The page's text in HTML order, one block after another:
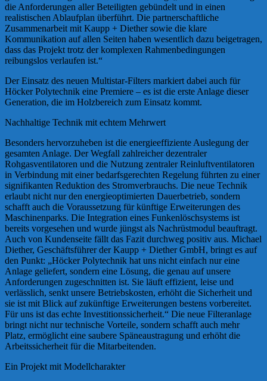
die Anforderungen aller Beteiligten gebündelt und in einen
realistischen Ablaufplan überführt. Die partnerschaftliche
Zusammenarbeit mit Kaupp + Diether sowie die klare
Kommunikation auf allen Seiten haben wesentlich dazu beigetragen,
dass das Projekt trotz der komplexen Rahmenbedingungen
reibungslos verlaufen ist.“
Der Einsatz des neuen Multistar-Filters markiert dabei auch für
Höcker Polytechnik eine Premiere – es ist die erste Anlage dieser
Generation, die im Holzbereich zum Einsatz kommt.
Nachhaltige Technik mit echtem Mehrwert
Besonders hervorzuheben ist die energieeffiziente Auslegung der
gesamten Anlage. Der Wegfall zahlreicher dezentraler
Rohgasventilatoren und die Nutzung zentraler Reinluftventilatoren
in Verbindung mit einer bedarfsgerechten Regelung führten zu einer
signifikanten Reduktion des Stromverbrauchs. Die neue Technik
erlaubt nicht nur den energieoptimierten Dauerbetrieb, sondern
schafft auch die Voraussetzung für künftige Erweiterungen des
Maschinenparks. Die Integration eines Funkenlöschsystems ist
bereits vorgesehen und wurde jüngst als Nachrüstmodul beauftragt.
Auch von Kundenseite fällt das Fazit durchweg positiv aus. Michael
Diether, Geschäftsführer der Kaupp + Diether GmbH, bringt es auf
den Punkt: „Höcker Polytechnik hat uns nicht einfach nur eine
Anlage geliefert, sondern eine Lösung, die genau auf unsere
Anforderungen zugeschnitten ist. Sie läuft effizient, leise und
verlässlich, senkt unsere Betriebskosten, erhöht die Sicherheit und
sie ist mit Blick auf zukünftige Erweiterungen bestens vorbereitet.
Für uns ist das echte Investitionssicherheit.“ Die neue Filteranlage
bringt nicht nur technische Vorteile, sondern schafft auch mehr
Platz, ermöglicht eine saubere Späneaustragung und erhöht die
Arbeitssicherheit für die Mitarbeitenden.
Ein Projekt mit Modellcharakter